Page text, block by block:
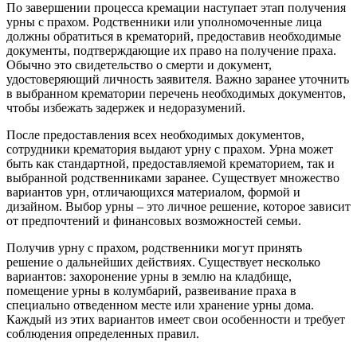
По завершении процесса кремации наступает этап получения
урны с прахом. Родственники или уполномоченные лица
должны обратиться в крематорий, предоставив необходимые
документы, подтверждающие их право на получение праха.
Обычно это свидетельство о смерти и документ,
удостоверяющий личность заявителя. Важно заранее уточнить
в выбранном крематории перечень необходимых документов,
чтобы избежать задержек и недоразумений.
После предоставления всех необходимых документов,
сотрудники крематория выдают урну с прахом. Урна может
быть как стандартной, предоставляемой крематорием, так и
выбранной родственниками заранее. Существует множество
вариантов урн, отличающихся материалом, формой и
дизайном. Выбор урны – это личное решение, которое зависит
от предпочтений и финансовых возможностей семьи.
Получив урну с прахом, родственники могут принять
решение о дальнейших действиях. Существует несколько
вариантов: захоронение урны в землю на кладбище,
помещение урны в колумбарий, развеивание праха в
специально отведенном месте или хранение урны дома.
Каждый из этих вариантов имеет свои особенности и требует
соблюдения определенных правил.